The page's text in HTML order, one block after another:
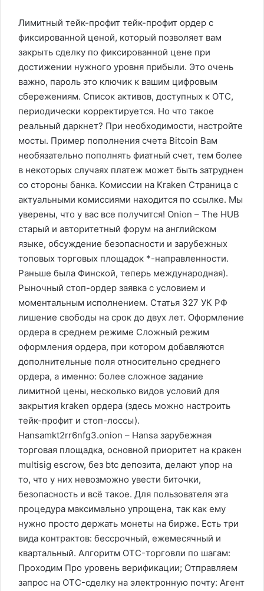
Лимитный тейк-профит тейк-профит ордер с
фиксированной ценой, который позволяет вам
закрыть сделку по фиксированной цене при
достижении нужного уровня прибыли. Это очень
важно, пароль это ключик к вашим цифровым
сбережениям. Список активов, доступных к OTC,
периодически корректируется. Но что такое
реальный даркнет? При необходимости, настройте
мосты. Пример пополнения счета Bitcoin Вам
необязательно пополнять фиатный счет, тем более
в некоторых случаях платеж может быть затруднен
со стороны банка. Комиссии на Kraken Страница с
актуальными комиссиями находится по ссылке. Мы
уверены, что у вас все получится! Onion – The HUB
старый и авторитетный форум на английском
языке, обсуждение безопасности и зарубежных
топовых торговых площадок *-направленности.
Раньше была Финской, теперь международная).
Рыночный стоп-ордер заявка с условием и
моментальным исполнением. Статья 327 УК РФ
лишение свободы на срок до двух лет. Оформление
ордера в среднем режиме Сложный режим
оформления ордера, при котором добавляются
дополнительные поля относительно среднего
ордера, а именно: более сложное задание
лимитной цены, несколько видов условий для
закрытия kraken ордера (здесь можно настроить
тейк-профит и стоп-лоссы).
Hansamkt2rr6nfg3.onion – Hansa зарубежная
торговая площадка, основной приоритет на кракен
multisig escrow, без btc депозита, делают упор на
то, что у них невозможно увести биточки,
безопасность и всё такое. Для пользователя эта
процедура максимально упрощена, так как ему
нужно просто держать монеты на бирже. Есть три
вида контрактов: бессрочный, ежемесячный и
квартальный. Алгоритм OTC-торговли по шагам:
Проходим Про уровень верификации; Отправляем
запрос на OTC-сделку на электронную почту: Агент